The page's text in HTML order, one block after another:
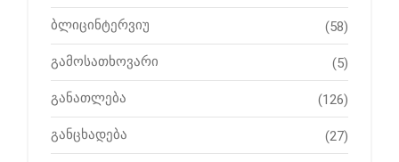
ბლიცინტერვიუ (58)
გამოსათხოვარი (5)
განათლება (126)
განცხადება (27)